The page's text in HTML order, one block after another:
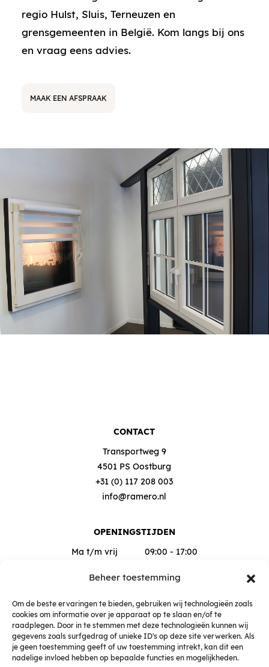
Beheer toestemming
Om de beste ervaringen te bieden, gebruiken wij technologieën zoals
cookies om informatie over je apparaat op te slaan en/of te
raadplegen. Door in te stemmen met deze technologieën kunnen wij
gegevens zoals surfgedrag of unieke ID's op deze site verwerken. Als
je geen toestemming geeft of uw toestemming intrekt, kan dit een
nadelige invloed hebben op bepaalde functies en mogelijkheden.
regio Hulst, Sluis, Terneuzen en
grensgemeenten in België. Kom langs bij ons
en vraag eens advies.
MAAK EEN AFSPRAAK
CONTACT
Transportweg 9
4501 PS Oostburg
+31 (0) 117 208 003
info@ramero.nl
OPENINGSTIJDEN
Ma t/m vrij
09:00 - 17:00
Buiten deze tijden op afspraak